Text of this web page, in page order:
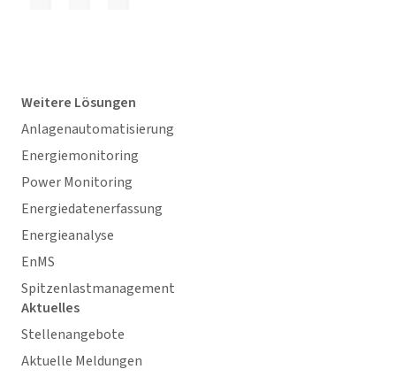
Weitere Lösungen
Anlagenautomatisierung
Energiemonitoring
Power Monitoring
Energiedatenerfassung
Energieanalyse
EnMS
Spitzenlastmanagement
Aktuelles
Stellenangebote
Aktuelle Meldungen